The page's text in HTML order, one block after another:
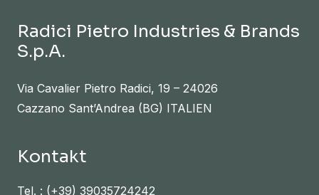
Radici Pietro Industries & Brands
S.p.A.
Via Cavalier Pietro Radici, 19 – 24026
Cazzano Sant’Andrea (BG) ITALIEN
Kontakt
Tel. : (+39) 39035724242